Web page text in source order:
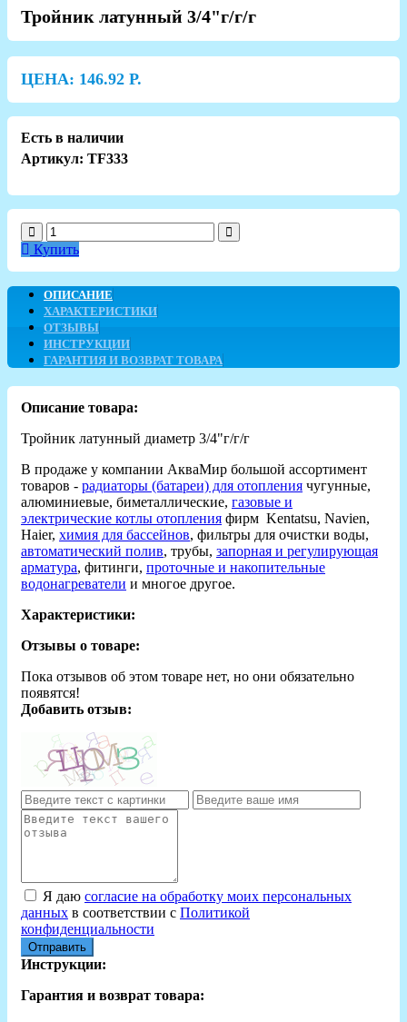
Тройник латунный 3/4"г/г/г
ЦЕНА: 146.92 Р.
Есть в наличии
Артикул: TF333
Купить
ОПИСАНИЕ
ХАРАКТЕРИСТИКИ
ОТЗЫВЫ
ИНСТРУКЦИИ
ГАРАНТИЯ И ВОЗВРАТ ТОВАРА
Описание товара:
Тройник латунный диаметр 3/4"г/г/г
В продаже у компании АкваМир большой ассортимент
товаров - радиаторы (батареи) для отопления чугунные,
алюминиевые, биметаллические, газовые и
электрические котлы отопления фирм Kentatsu, Navien,
Haier, химия для бассейнов, фильтры для очистки воды,
автоматический полив, трубы, запорная и регулирующая
арматура, фитинги, проточные и накопительные
водонагреватели и многое другое.
Характеристики:
Отзывы о товаре:
Пока отзывов об этом товаре нет, но они обязательно
появятся!
Добавить отзыв:
Я даю согласие на обработку моих персональных
данных в соответствии с Политикой
конфиденциальности
Отправить
Инструкции:
Гарантия и возврат товара: